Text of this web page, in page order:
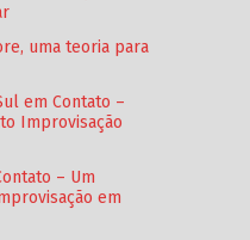
uma teoria para
em Contato –
Improvisação
– Um
em